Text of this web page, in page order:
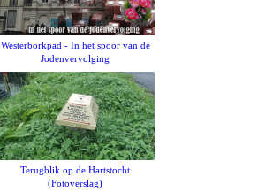
Westerborkpad - In het spoor van de
Jodenvervolging
Terugblik op de Hartstocht
(Fotoverslag)